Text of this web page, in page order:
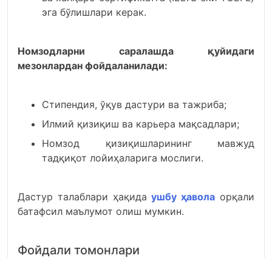
эга бўлишлари керак.
Номзодларни саралашда қуйидаги
мезонлардан фойдаланилади:
Стипендия, ўқув дастури ва тажриба;
Илмий қизиқиш ва карьера мақсадлари;
Номзод қизиқишларининг мавжуд
тадқиқот лойиҳаларига мослиги.
Дастур талаблари ҳақидаушбу ҳавола орқали
батафсил маълумот олиш мумкин.
Фойдали томонлари